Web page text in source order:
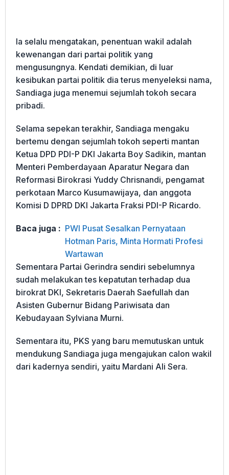
Ia selalu mengatakan, penentuan wakil adalah
kewenangan dari partai politik yang
mengusungnya. Kendati demikian, di luar
kesibukan partai politik dia terus menyeleksi nama,
Sandiaga juga menemui sejumlah tokoh secara
pribadi.
Selama sepekan terakhir, Sandiaga mengaku
bertemu dengan sejumlah tokoh seperti mantan
Ketua DPD PDI-P DKI Jakarta Boy Sadikin, mantan
Menteri Pemberdayaan Aparatur Negara dan
Reformasi Birokrasi Yuddy Chrisnandi, pengamat
perkotaan Marco Kusumawijaya, dan anggota
Komisi D DPRD DKI Jakarta Fraksi PDI-P Ricardo.
Baca juga : PWI Pusat Sesalkan Pernyataan
Hotman Paris, Minta Hormati Profesi
Wartawan
Sementara Partai Gerindra sendiri sebelumnya
sudah melakukan tes kepatutan terhadap dua
birokrat DKI, Sekretaris Daerah Saefullah dan
Asisten Gubernur Bidang Pariwisata dan
Kebudayaan Sylviana Murni.
Sementara itu, PKS yang baru memutuskan untuk
mendukung Sandiaga juga mengajukan calon wakil
dari kadernya sendiri, yaitu Mardani Ali Sera.